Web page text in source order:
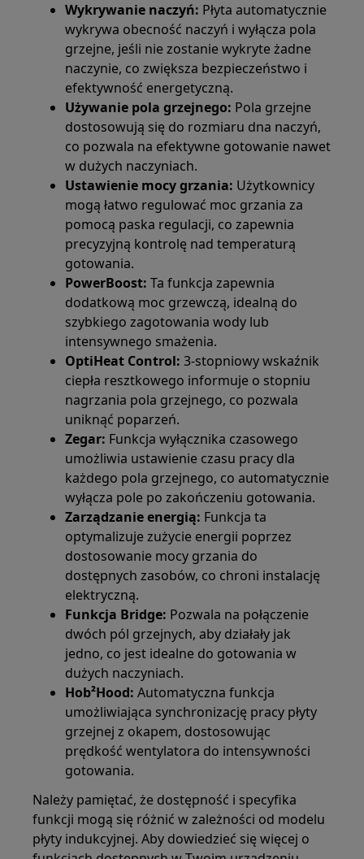
Wykrywanie naczyń: Płyta automatycznie
wykrywa obecność naczyń i wyłącza pola
grzejne, jeśli nie zostanie wykryte żadne
naczynie, co zwiększa bezpieczeństwo i
efektywność energetyczną.
Używanie pola grzejnego: Pola grzejne
dostosowują się do rozmiaru dna naczyń,
co pozwala na efektywne gotowanie nawet
w dużych naczyniach.
Ustawienie mocy grzania: Użytkownicy
mogą łatwo regulować moc grzania za
pomocą paska regulacji, co zapewnia
precyzyjną kontrolę nad temperaturą
gotowania.
PowerBoost: Ta funkcja zapewnia
dodatkową moc grzewczą, idealną do
szybkiego zagotowania wody lub
intensywnego smażenia.
OptiHeat Control: 3-stopniowy wskaźnik
ciepła resztkowego informuje o stopniu
nagrzania pola grzejnego, co pozwala
uniknąć poparzeń.
Zegar: Funkcja wyłącznika czasowego
umożliwia ustawienie czasu pracy dla
każdego pola grzejnego, co automatycznie
wyłącza pole po zakończeniu gotowania.
Zarządzanie energią: Funkcja ta
optymalizuje zużycie energii poprzez
dostosowanie mocy grzania do
dostępnych zasobów, co chroni instalację
elektryczną.
Funkcja Bridge: Pozwala na połączenie
dwóch pól grzejnych, aby działały jak
jedno, co jest idealne do gotowania w
dużych naczyniach.
Hob²Hood: Automatyczna funkcja
umożliwiająca synchronizację pracy płyty
grzejnej z okapem, dostosowując
prędkość wentylatora do intensywności
gotowania.
Należy pamiętać, że dostępność i specyfika
funkcji mogą się różnić w zależności od modelu
płyty indukcyjnej. Aby dowiedzieć się więcej o